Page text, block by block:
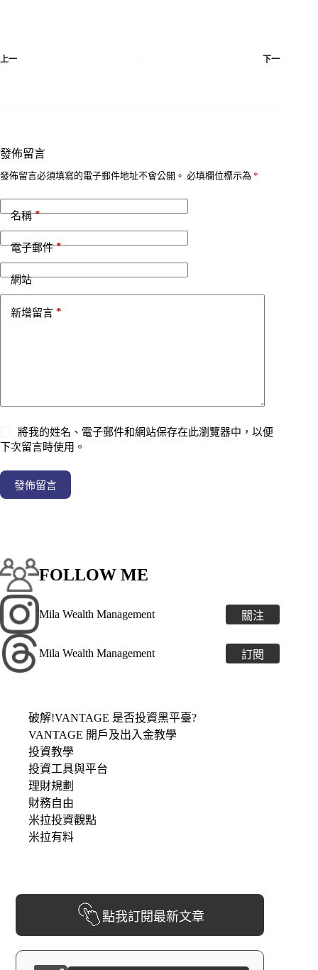
上一 下一
發佈留言
發佈留言必須填寫的電子郵件地址不會公開。 必填欄位標示為 *
名稱*
電子郵件*
網站
新增留言 *
將我的姓名、電子郵件和網站保存在此瀏覽器中，以便
下次留言時使用。
發佈留言
FOLLOW ME
Mila Wealth Management 關注
Mila Wealth Management 訂閱
破解!VANTAGE 是否投資黑平臺?
VANTAGE 開戶及出入金教學
投資教學
投資工具與平台
理財規劃
財務自由
米拉投資觀點
米拉有料
點我訂閱最新文章